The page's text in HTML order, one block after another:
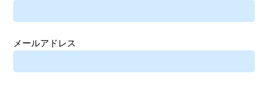
メールアドレス